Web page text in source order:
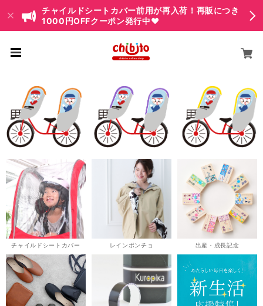
チャイルドシートカバー前用が再入荷！再販につき
1000円OFFクーポン発行中♥
チャイルドシートカバー レインポンチョ 出産・成長記念